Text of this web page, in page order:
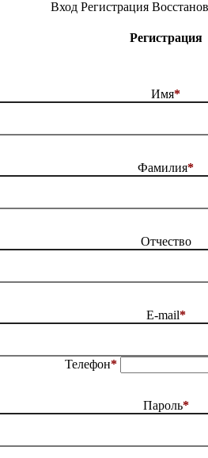
Вход Регистрация
Регистрация
Имя*
Фамилия*
Отчество
E-mail*
Телефон*
Пароль*